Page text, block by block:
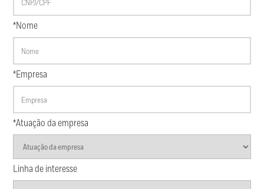
*Nome
*Empresa
*Atuação da empresa
Linha de interesse